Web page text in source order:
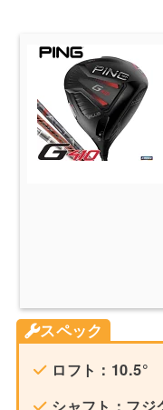
スペック
ロフト：10.5°
シャフト：フジ